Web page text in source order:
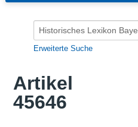
Erweiterte Suche
Artikel
45646